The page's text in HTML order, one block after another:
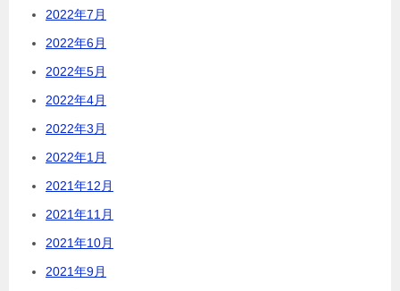
2022年7月
2022年6月
2022年5月
2022年4月
2022年3月
2022年1月
2021年12月
2021年11月
2021年10月
2021年9月